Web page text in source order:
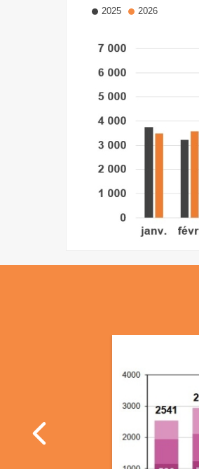
2025 2026